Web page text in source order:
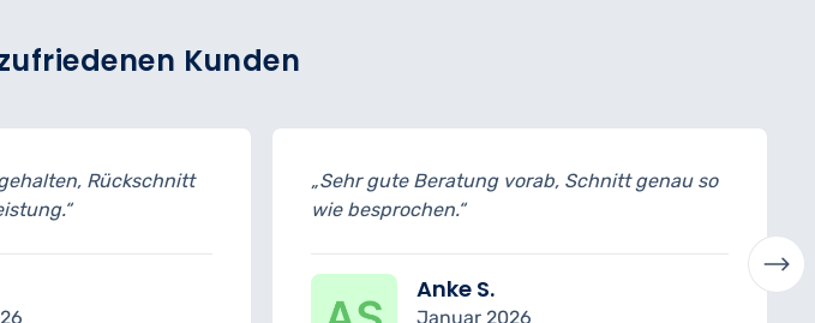
Kunden
gute Beratung vorab, Schnitt genau so
besprochen.“
„Für meinen großen Baum ideale